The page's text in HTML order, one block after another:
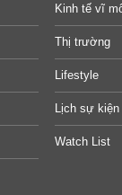
Kinh tế vĩ
Thị trường
Lifestyle
Lịch sự kiện
Watch List